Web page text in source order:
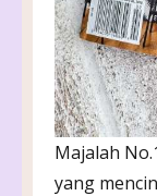
Majalah
yang